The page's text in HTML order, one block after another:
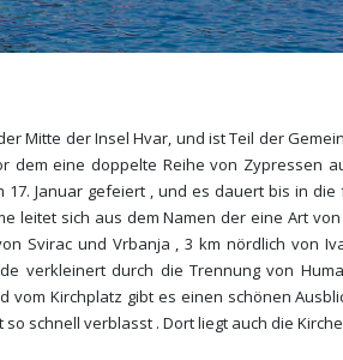
Mitte der Insel Hvar, und ist Teil der
dem eine doppelte Reihe von Zypressen
17. Januar gefeiert , und es dauert bis in
leitet sich aus dem Namen der eine Art
Svirac und Vrbanja , 3 km nördlich von
verkleinert durch die Trennung von
vom Kirchplatz gibt es einen schönen
schnell verblasst . Dort liegt auch die